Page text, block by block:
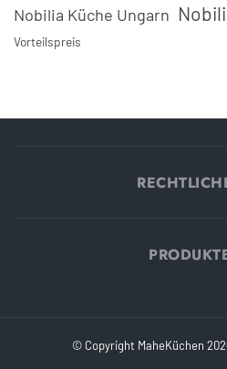
Nobilia Küche Ungarn
Vorteilspreis
© Copyright MaheKüchen